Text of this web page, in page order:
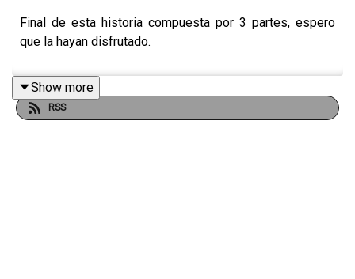
Final de esta historia compuesta por 3 partes, espero
que la hayan disfrutado.
Show more
RSS